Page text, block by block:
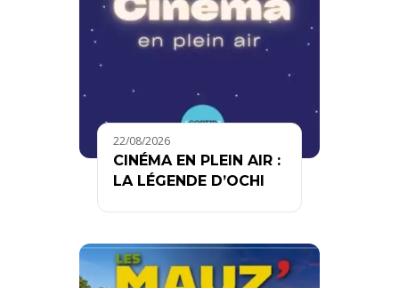
22/08/2026
CINÉMA EN PLEIN AIR :
LA LÉGENDE D’OCHI